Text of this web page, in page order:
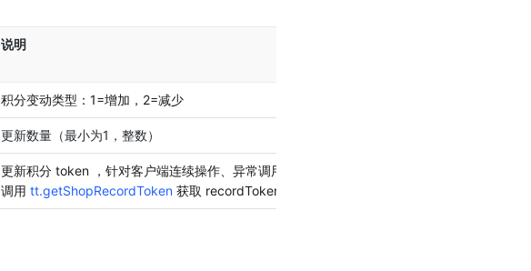
说明
积分变动类型：1=增加，2=减少
更新数量（最小为1，整数）
更新积分 token ，针对客户端连续操作、异常调用等情况，防止重复更新。
调用 tt.getShopRecordToken 获取 recordToken